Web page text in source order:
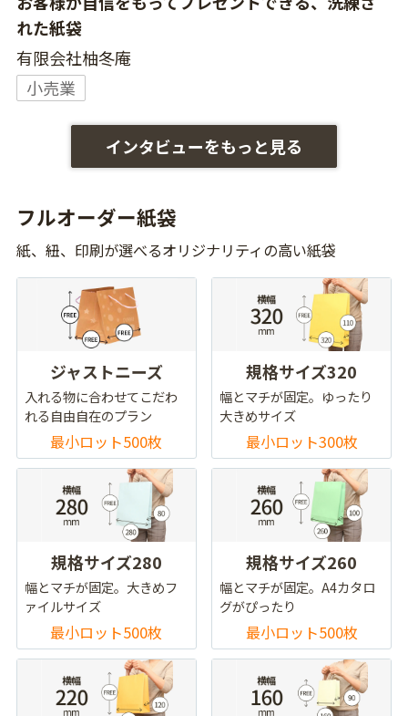
れた紙袋
有限会社柚冬庵
小売業
インタビューをもっと見る
フルオーダー紙袋
紙、紐、印刷が選べるオリジナリティの高い紙袋
ジャストニーズ
入れる物に合わせてこだわ
れる自由自在のプラン
最小ロット500枚
規格サイズ320
幅とマチが固定。ゆったり
大きめサイズ
最小ロット300枚
規格サイズ280
幅とマチが固定。大きめフ
ァイルサイズ
最小ロット500枚
規格サイズ260
幅とマチが固定。A4カタロ
グがぴったり
最小ロット500枚